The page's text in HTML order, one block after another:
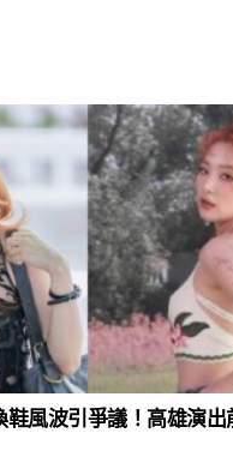
風波引爭議！高雄演出